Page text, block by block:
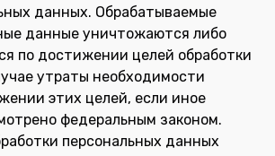
данных. Обрабатываемые
данные уничтожаются либо
по достижении целей обработки
утраты необходимости
этих целей, если иное
федеральным законом.
персональных данных